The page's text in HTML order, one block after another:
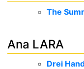
The
Ana LARA
Drei